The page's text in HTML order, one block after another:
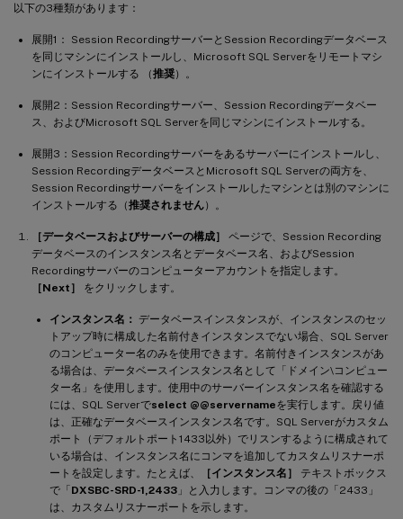
以下の3種類があります：
展開1： Session RecordingサーバーとSession Recordingデータベース
を同じマシンにインストールし、Microsoft SQL Serverをリモートマシ
ンにインストールする （推奨）。
展開2：Session Recordingサーバー、Session Recordingデータベー
ス、およびMicrosoft SQL Serverを同じマシンにインストールする。
展開3：Session Recordingサーバーをあるサーバーにインストールし、
Session RecordingデータベースとMicrosoft SQL Serverの両方を、
Session Recordingサーバーをインストールしたマシンとは別のマシンに
インストールする（推奨されません）。
［データベースおよびサーバーの構成］
ページで、Session Recording
データベースのインスタンス名とデータベース名、およびSession
Recordingサーバーのコンピューターアカウントを指定します。
［Next］
をクリックします。
インスタンス名： データベースインスタンスが、インスタンスのセッ
トアップ時に構成した名前付きインスタンスでない場合、SQL Server
のコンピューター名のみを使用できます。名前付きインスタンスがあ
る場合は、データベースインスタンス名として「ドメイン\コンピュー
ター名」を使用します。使用中のサーバーインスタンス名を確認する
には、SQL Serverでselect @@servernameを実行します。戻り値
は、正確なデータベースインスタンス名です。SQL Serverがカスタム
ポート（デフォルトポート1433以外）でリスンするように構成されて
いる場合は、インスタンス名にコンマを追加してカスタムリスナーポ
ートを設定します。たとえば、
［インスタンス名］
テキストボックス
で「DXSBC-SRD-1,2433 」と入力します。コンマの後の「2433」
は、カスタムリスナーポートを示します。